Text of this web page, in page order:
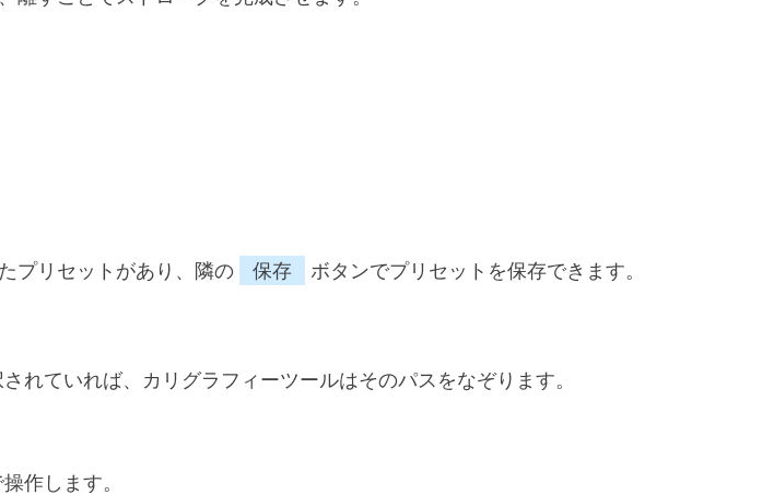
プリセットがあり、隣の 保存 ボタンでプリセットを保存できます。
れていれば、カリグラフィーツールはそのパスをなぞります。
作します。